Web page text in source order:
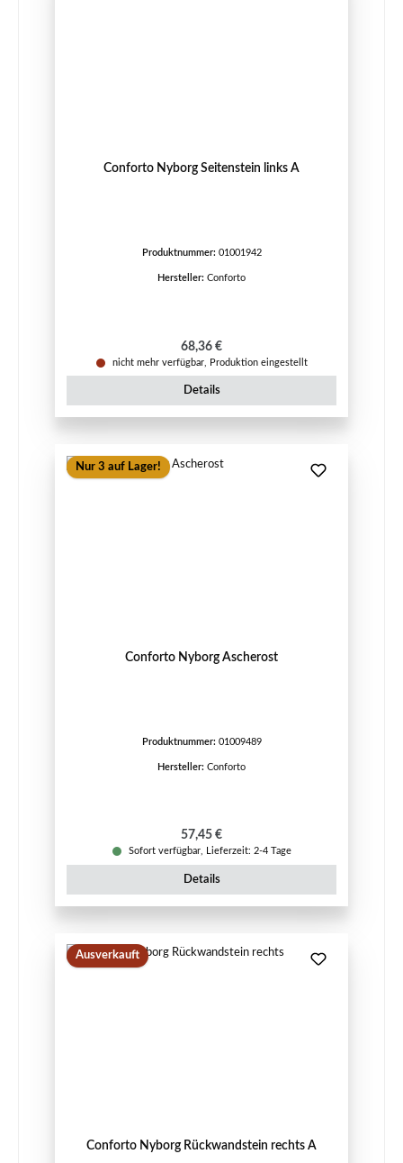
Conforto Nyborg Seitenstein links A
Produktnummer: 01001942
Hersteller: Conforto
Regulärer Preis:
68,36 €
nicht mehr verfügbar, Produktion eingestellt
Details
Nur 3 auf Lager!
Conforto Nyborg Ascherost
Produktnummer: 01009489
Hersteller: Conforto
Regulärer Preis:
57,45 €
Sofort verfügbar, Lieferzeit: 2-4 Tage
Details
Ausverkauft
Conforto Nyborg Rückwandstein rechts A